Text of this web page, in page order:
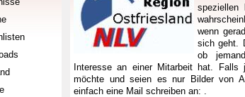
wenn
sich geht.
ob
Interesse an einer Mitarbeit hat.
möchte und seien es nur Bilder von
einfach eine Mail schreiben an: .